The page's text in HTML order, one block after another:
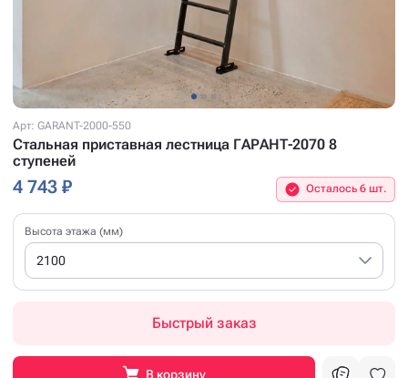
Арт: GARANT-2000-550
Стальная приставная лестница ГАРАНТ-2070 8
ступеней
4 743 ₽ Осталось 6 шт.
Высота этажа (мм)
2100
Быстрый заказ
В корзину